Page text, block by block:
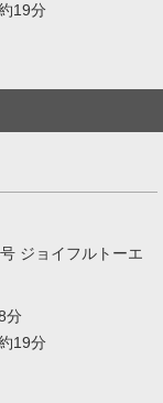
19分
ジョイフルトーエ
分
19分